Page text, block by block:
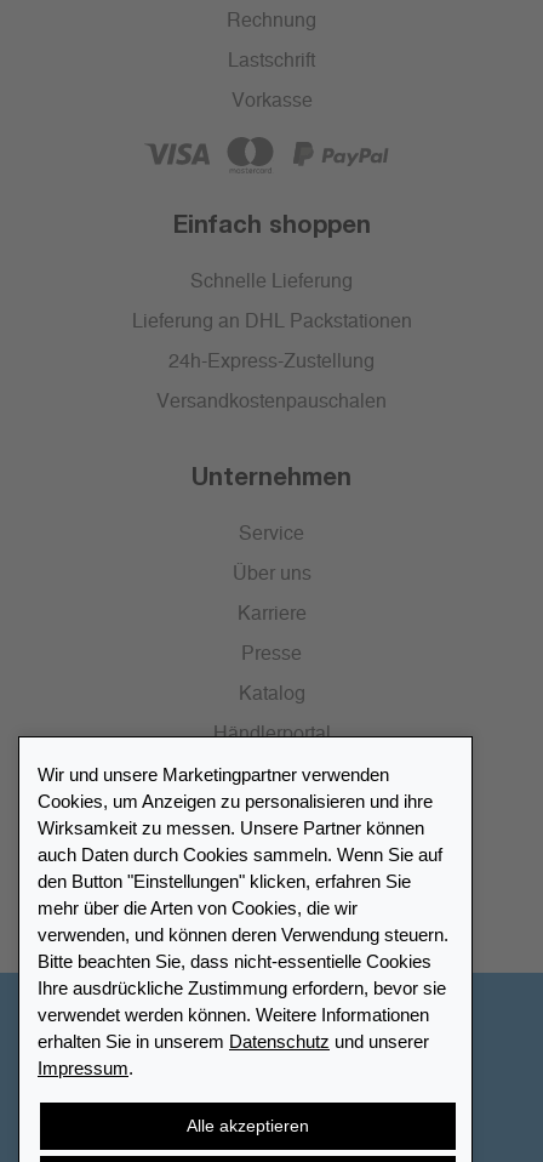
Rechnung
Lastschrift
Vorkasse
Einfach shoppen
Schnelle Lieferung
Lieferung an DHL Packstationen
24h-Express-Zustellung
Versandkostenpauschalen
Unternehmen
Service
Über uns
Karriere
Presse
Katalog
Händlerportal
Händlerverzeichnis
Meinen Leuchtturm Händler finden
Wir und unsere Marketingpartner verwenden
Cookies, um Anzeigen zu personalisieren und ihre
Wirksamkeit zu messen. Unsere Partner können
auch Daten durch Cookies sammeln. Wenn Sie auf
den Button "Einstellungen" klicken, erfahren Sie
mehr über die Arten von Cookies, die wir
verwenden, und können deren Verwendung steuern.
Bitte beachten Sie, dass nicht-essentielle Cookies
Ihre ausdrückliche Zustimmung erfordern, bevor sie
verwendet werden können. Weitere Informationen
erhalten Sie in unserem Datenschutz und unserer
Impressum.
Alle akzeptieren
Deutschland
Cookie-Einstellungen